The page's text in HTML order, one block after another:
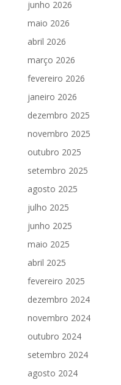
junho 2026
maio 2026
abril 2026
março 2026
fevereiro 2026
janeiro 2026
dezembro 2025
novembro 2025
outubro 2025
setembro 2025
agosto 2025
julho 2025
junho 2025
maio 2025
abril 2025
fevereiro 2025
dezembro 2024
novembro 2024
outubro 2024
setembro 2024
agosto 2024